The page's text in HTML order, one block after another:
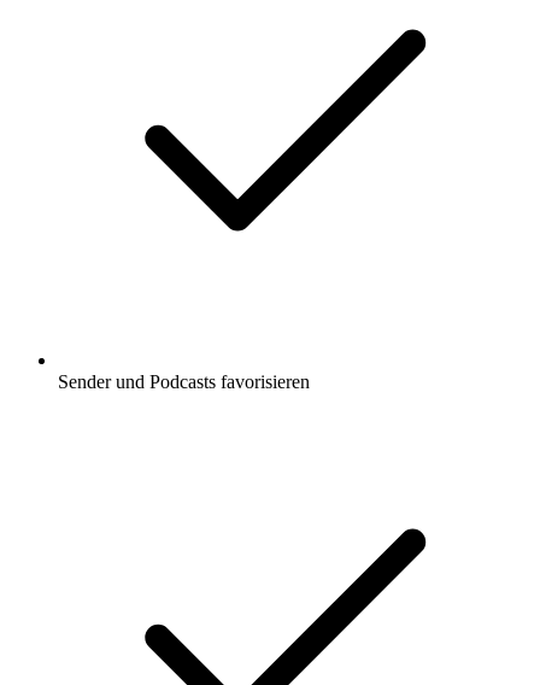
Sender und Podcasts favorisieren